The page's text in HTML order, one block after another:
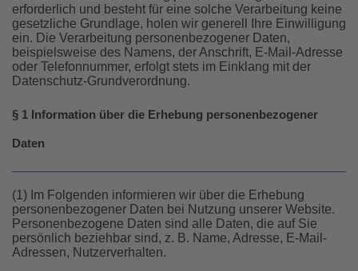
erforderlich und besteht für eine solche Verarbeitung keine
gesetzliche Grundlage, holen wir generell Ihre Einwilligung
ein. Die Verarbeitung personenbezogener Daten,
beispielsweise des Namens, der Anschrift, E-Mail-Adresse
oder Telefonnummer, erfolgt stets im Einklang mit der
Datenschutz-Grundverordnung.
§ 1 Information über die Erhebung personenbezogener
Daten
(1) Im Folgenden informieren wir über die Erhebung
personenbezogener Daten bei Nutzung unserer Website.
Personenbezogene Daten sind alle Daten, die auf Sie
persönlich beziehbar sind, z. B. Name, Adresse, E-Mail-
Adressen, Nutzerverhalten.